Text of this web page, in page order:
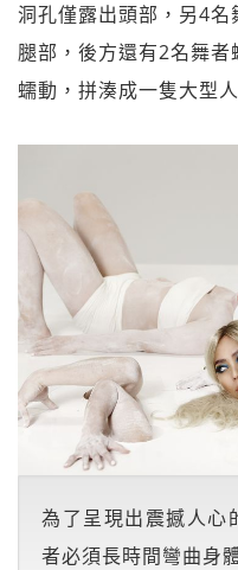
洞孔僅露出頭部，另4
腿部，後方還有2名舞
蠕動，拼湊成一隻大型
為了呈現出震撼人心
者必須長時間彎曲身